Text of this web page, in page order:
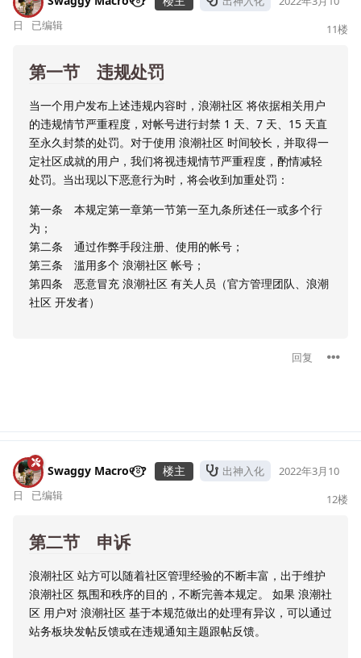
日
已编辑 11楼
第一节 违规处罚
当一个用户发布上述违规内容时，浪潮社区 将依据相关用户
的违规情节严重程度，对帐号进行封禁 1 天、7 天、15 天直
至永久封禁的处罚。对于使用 浪潮社区 时间较长，并取得一
定社区成就的用户，我们将视违规情节严重程度，酌情减轻
处罚。当出现以下恶意行为时，将会收到加重处罚：
第一条 本规定第一章第一节第一至九条所述任一或多个行
为；
第二条 通过作弊手段注册、使用的帐号；
第三条 滥用多个 浪潮社区 帐号；
第四条 恶意冒充 浪潮社区 有关人员（官方管理团队、浪潮
社区 开发者）
回复
Swaggy Macro୧⍤⃝? 楼主 出神入化
2022年3月10
日
已编辑 12楼
第二节 申诉
浪潮社区 站方可以随着社区管理经验的不断丰富，出于维护
浪潮社区 氛围和秩序的目的，不断完善本规定。 如果 浪潮社
区 用户对 浪潮社区 基于本规范做出的处理有异议，可以通过
站务板块发帖反馈或在违规通知主题跟帖反馈。